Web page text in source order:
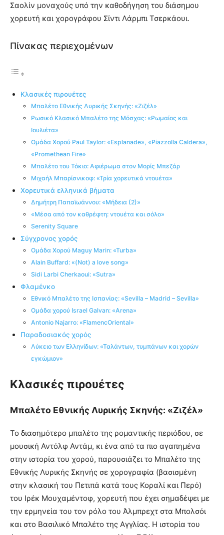
Σαολίν μοναχούς υπό την καθοδήγηση του διάσημου
χορευτή και χορογράφου Σίντι Λάρμπι Τσερκάουι.
Πίνακας περιεχομένων
Κλασικές πιρουέτες
Μπαλέτο Εθνικής Λυρικής Σκηνής: «Zιζέλ»
Ρωσικό Κλασικό Μπαλέτο της Μόσχας: «Ρωμαίος και
Ιουλιέτα»
Ομάδα Χορού Paul Taylor: «Esplanade», «Piazzolla Caldera»,
«Promethean Fire»
Μπαλέτο του Τόκιο: Αφιέρωμα στον Μορίς Μπεζάρ
Μιχαήλ Μπαρίσνικοφ: «Τρία χορευτικά ντουέτα»
Χορευτικά ελληνικά βήματα
Δημήτρη Παπαϊωάννου: «Μήδεια (2)»
«Μέσα από τον καθρέφτη: ντουέτα και σόλο»
Serenity Square
Σύγχρονος χορός
Ομάδα Χορού Maguy Marin: «Turba»
Αlain Buffard: «(Not) a love song»
Sidi Larbi Cherkaoui: «Sutra»
Φλαμένκο
Εθνικό Μπαλέτο της Ισπανίας: «Sevilla – Madrid – Sevilla»
Ομάδα χορού Israel Galvan: «Αrena»
Αntonio Najarro: «FlamencOriental»
Παραδοσιακός χορός
Λύκειο των Ελληνίδων: «Ταλάντων, τυμπάνων και χορών
εγκώμιον»
Κλασικές πιρουέτες
Μπαλέτο Εθνικής Λυρικής Σκηνής: «Zιζέλ»
Το διασημότερο μπαλέτο της ρομαντικής περιόδου, σε
μουσική Αντόλφ Αντάμ, κι ένα από τα πιο αγαπημένα
στην ιστορία του χορού, παρουσιάζει το Μπαλέτο της
Εθνικής Λυρικής Σκηνής σε χορογραφία (βασισμένη
στην κλασική του Πετιπά κατά τους Κοραλί και Περό)
του Ιρέκ Μουχαμέντοφ, χορευτή που έχει σημαδέψει με
την ερμηνεία του τον ρόλο του Άλμπρεχτ στα Μπολσόι
και στο Βασιλικό Μπαλέτο της Αγγλίας. Η ιστορία του